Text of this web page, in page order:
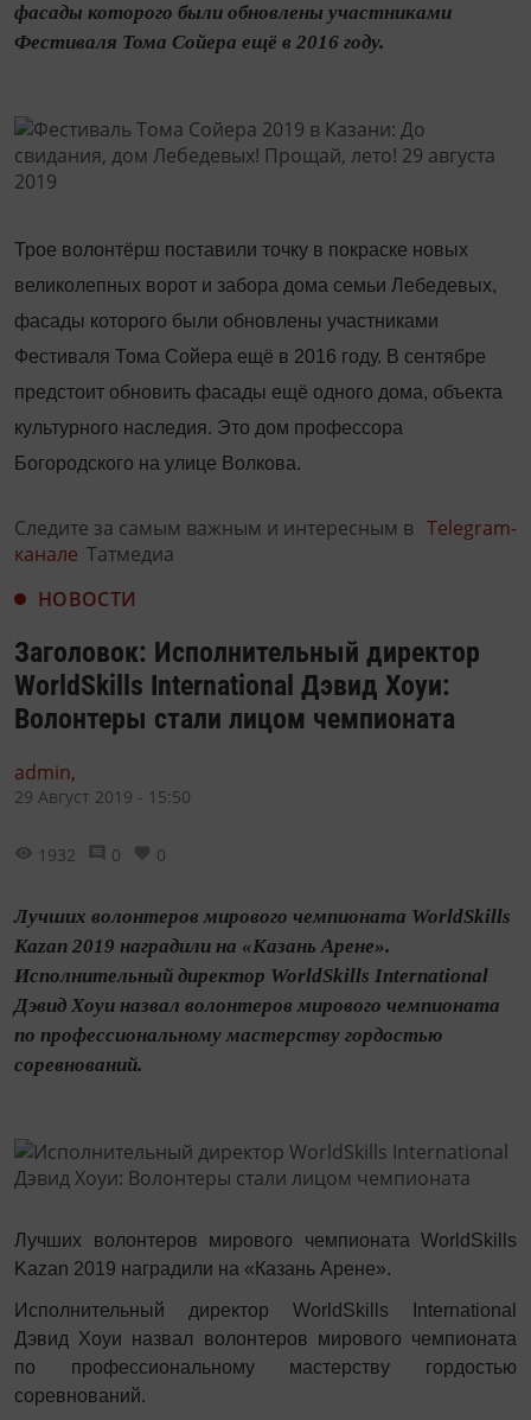
фасады которого были обновлены участниками
Фестиваля Тома Сойера ещё в 2016 году.
Трое волонтёрш поставили точку в покраске новых
великолепных ворот и забора дома семьи Лебедевых,
фасады которого были обновлены участниками
Фестиваля Тома Сойера ещё в 2016 году. В сентябре
предстоит обновить фасады ещё одного дома, объекта
культурного наследия. Это дом профессора
Богородского на улице Волкова.
Следите за самым важным и интересным в Telegram-
канале Татмедиа
НОВОСТИ
Заголовок: Исполнительный директор
WorldSkills International Дэвид Хоуи:
Волонтеры стали лицом чемпионата
admin,
29 Август 2019 - 15:50
1932 0 0
Лучших волонтеров мирового чемпионата WorldSkills
Kazan 2019 наградили на «Казань Арене».
Исполнительный директор WorldSkills International
Дэвид Хоуи назвал волонтеров мирового чемпионата
по профессиональному мастерству гордостью
соревнований.
Лучших волонтеров мирового чемпионата WorldSkills
Kazan 2019 наградили на «Казань Арене».
Исполнительный директор WorldSkills International
Дэвид Хоуи назвал волонтеров мирового чемпионата
по профессиональному мастерству гордостью
соревнований.